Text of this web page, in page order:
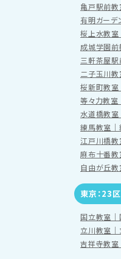
亀戸駅前
有明ガーデ
桜上水教室
成城学園
三軒茶屋
二子玉川
桜新町教室
等々力教室
水道橋教室
練馬教室｜
江戸川橋教
麻布十番教
自由が丘
東京：23
国立教室｜
立川教室｜
吉祥寺教室